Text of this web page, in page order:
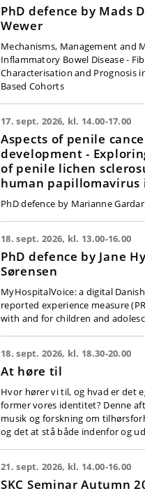
PhD defence by Mads
Wewer
Mechanisms, Management and
Inflammatory Bowel Disease -
Characterisation and Prognosis
Based Cohorts
17. sept. 2026, kl. 14.00-17.00
Aspects of penile
development -
of penile lichen
human papillomavirus
cancer
PhD defence by Marianne
18. sept. 2026, kl. 13.00-16.00
PhD defence by Jane
Sørensen
MyHospitalVoice: a digital
reported experience measure
with and for children and
18. sept. 2026, kl. 18.30-20.00
At høre til
Hvor hører vi til, og hvad er det
former vores identitet? Denne
musik og forskning om
og det at stå både indenfor og
21. sept. 2026, kl. 14.00-16.00
SKC Seminar Autumn